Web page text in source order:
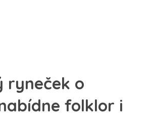
ryneček o
folklor i